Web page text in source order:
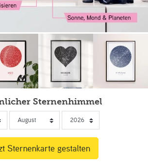
Sternenhimmel